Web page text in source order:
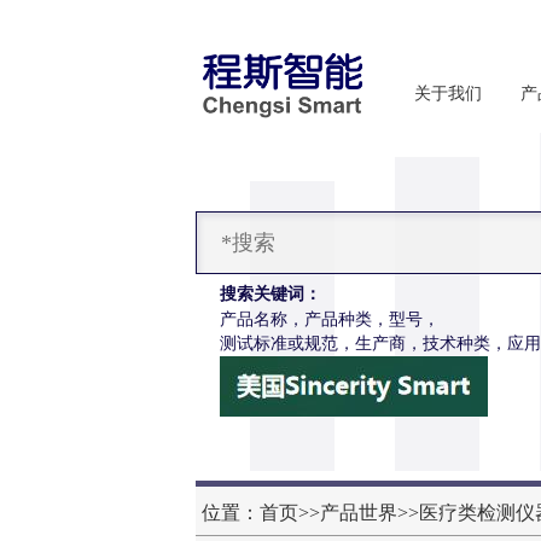
关于我们
搜索关键词：
产品名称，产品种类，型号，
测试标准或规范，生产商，技术种类，应
CSI-Z652电动轮椅车接插件疲劳测试仪
位置： 首页>>产品世界>>医疗类检测仪